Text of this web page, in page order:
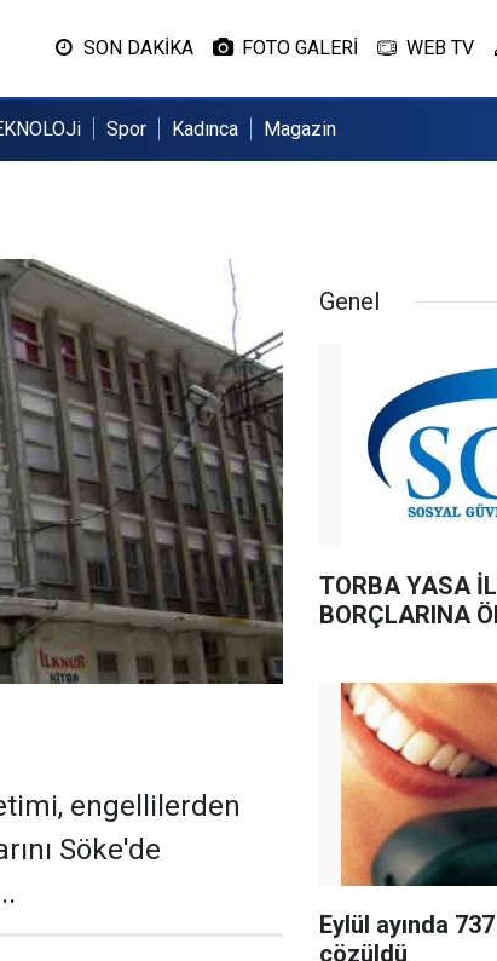
SON DAKİKA FOTO GALERİ WEB TV
Spor Kadınca Magazin
engellilerden
Söke'de
Genel
TORBA YASA
BORÇLARINA
Eylül ayında
çözüldü